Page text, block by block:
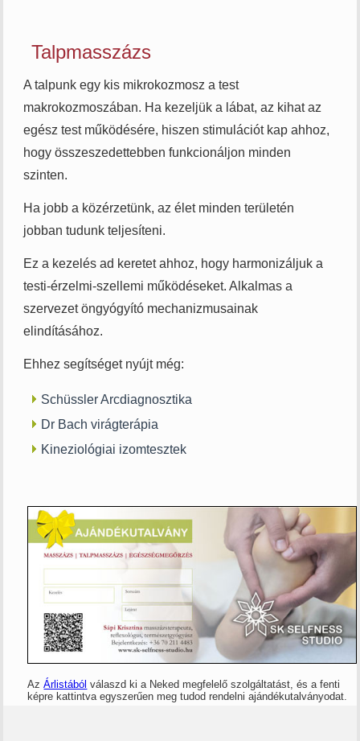
Talpmasszázs
A talpunk egy kis mikrokozmosz a test
makrokozmoszában. Ha kezeljük a lábat, az kihat az
egész test működésére, hiszen stimulációt kap ahhoz,
hogy összeszedettebben funkcionáljon minden
szinten.
Ha jobb a közérzetünk, az élet minden területén
jobban tudunk teljesíteni.
Ez a kezelés ad keretet ahhoz, hogy harmonizáljuk a
testi-érzelmi-szellemi működéseket. Alkalmas a
szervezet öngyógyító mechanizmusainak
elindításához.
Ehhez segítséget nyújt még:
Schüssler Arcdiagnosztika
Dr Bach virágterápia
Kineziológiai izomtesztek
AzÁrlistából válaszd ki a Neked megfelelő szolgáltatást, és a fenti
képre kattintva egyszerűen meg tudod rendelni ajándékutalványodat.